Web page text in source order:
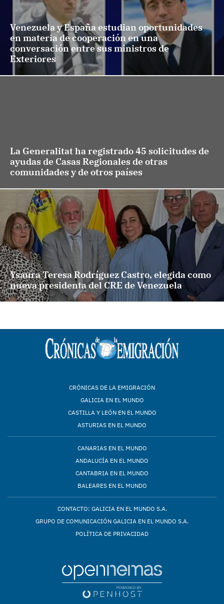
Venezuela y España estudian oportunidades
en materia de cooperación en una
conversación entre sus ministros de
Exteriores
La Generalitat ha registrado 45 solicitudes de
ayudas de Casas Regionales de otras
comunidades y de otros países
Ysaura Teresa Rodríguez Castro, elegida como
nueva presidenta del CRE de Venezuela
CRÓNICAS DE LA EMIGRACIÓN
GALICIA EN EL MUNDO
CASTILLA Y LEÓN EN EL MUNDO
ASTURIAS EN EL MUNDO
CANARIAS EN EL MUNDO
ANDALUCÍA EN EL MUNDO
CANTABRIA EN EL MUNDO
BALEARES EN EL MUNDO
CONTACTO: GALICIA EN EL MUNDO S.A.
GRUPO DE COMUNICACIÓN GALICIA EN EL MUNDO S.A.
POLÍTICA DE PRIVACIDAD